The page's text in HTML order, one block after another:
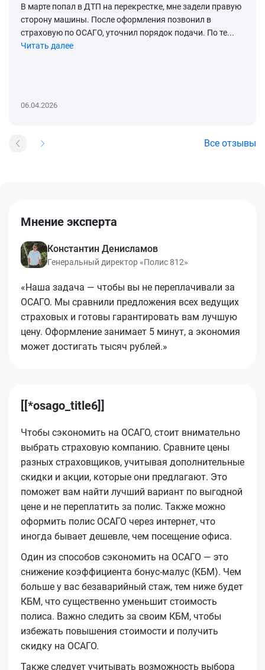
В марте попал в ДТП на перекрестке, мне задели правую
сторону машины. После оформления позвонил в
страховую по ОСАГО, уточнил порядок подачи. По те...
Читать далее
06.04.2026
Все отзывы
Мнение эксперта
Константин Денисламов
Генеральный директор «Полис 812»
«Наша задача — чтобы вы не переплачивали за
ОСАГО. Мы сравнили предложения всех ведущих
страховых и готовы гарантировать вам лучшую
цену. Оформление занимает 5 минут, а экономия
может достигать тысяч рублей.»
[[*osago_title6]]
Чтобы сэкономить на ОСАГО, стоит внимательно
выбрать страховую компанию. Сравните цены
разных страховщиков, учитывая дополнительные
скидки и акции, которые они предлагают. Это
поможет вам найти лучший вариант по выгодной
цене и не переплатить за полис. Также можно
оформить полис ОСАГО через интернет, что
иногда бывает дешевле, чем посещение офиса.
Один из способов сэкономить на ОСАГО — это
снижение коэффициента бонус-малус (КБМ). Чем
больше у вас безаварийный стаж, тем ниже будет
КБМ, что существенно уменьшит стоимость
полиса. Важно следить за своим КБМ, чтобы
избежать повышения стоимости и получить
скидку на ОСАГО.
Также следует учитывать возможность выбора